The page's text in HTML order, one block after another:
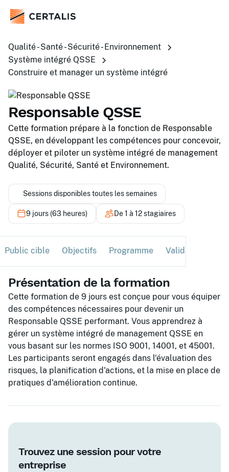
Qualité - Santé - Sécurité - Environnement
Système intégré QSSE
Construire et manager un système intégré
Responsable QSSE
Cette formation prépare à la fonction de Responsable
QSSE, en développant les compétences pour concevoir,
déployer et piloter un système intégré de management
Qualité, Sécurité, Santé et Environnement.
Sessions disponibles toutes les semaines
9 jours (63 heures) De 1 à 12 stagiaires
Public cible Objectifs Programme Validation
Présentation de la formation
Cette formation de 9 jours est conçue pour vous équiper
des compétences nécessaires pour devenir un
Responsable QSSE performant. Vous apprendrez à
gérer un système intégré de management QSSE en
vous basant sur les normes ISO 9001, 14001, et 45001.
Les participants seront engagés dans l'évaluation des
risques, la planification d'actions, et la mise en place de
pratiques d'amélioration continue.
Trouvez une session pour votre
entreprise